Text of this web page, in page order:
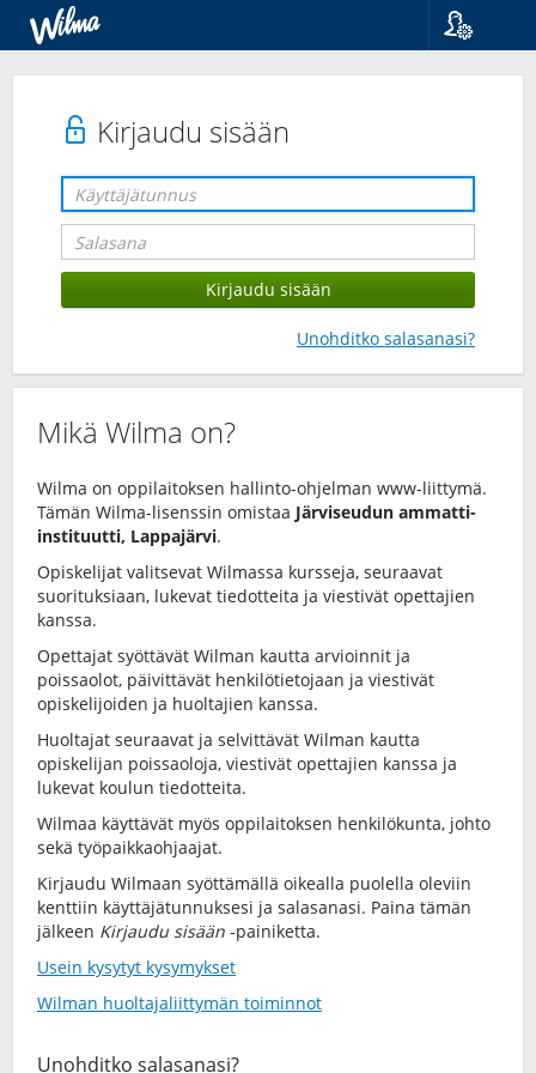
Kirjaudu sisään
Unohditko salasanasi?
Mikä Wilma on?
Wilma on oppilaitoksen hallinto-ohjelman www-liittymä.
Tämän Wilma-lisenssin omistaa Järviseudun ammatti-
instituutti, Lappajärvi.
Opiskelijat valitsevat Wilmassa kursseja, seuraavat
suorituksiaan, lukevat tiedotteita ja viestivät opettajien
kanssa.
Opettajat syöttävät Wilman kautta arvioinnit ja
poissaolot, päivittävät henkilötietojaan ja viestivät
opiskelijoiden ja huoltajien kanssa.
Huoltajat seuraavat ja selvittävät Wilman kautta
opiskelijan poissaoloja, viestivät opettajien kanssa ja
lukevat koulun tiedotteita.
Wilmaa käyttävät myös oppilaitoksen henkilökunta, johto
sekä työpaikkaohjaajat.
Kirjaudu Wilmaan syöttämällä oikealla puolella oleviin
kenttiin käyttäjätunnuksesi ja salasanasi. Paina tämän
jälkeen Kirjaudu sisään -painiketta.
Usein kysytyt kysymykset
Wilman huoltajaliittymän toiminnot
Unohditko salasanasi?